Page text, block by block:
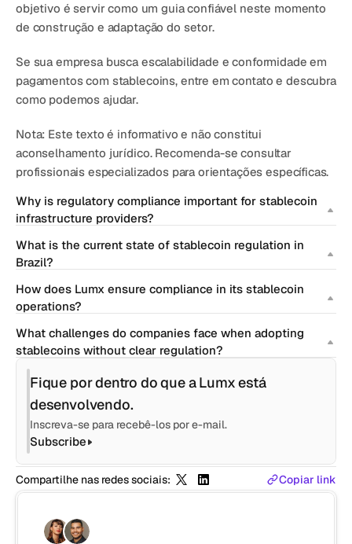
objetivo é servir como um guia confiável neste momento
de construção e adaptação do setor.
Se sua empresa busca escalabilidade e conformidade em
pagamentos com stablecoins, entre em contato e descubra
como podemos ajudar.
Nota: Este texto é informativo e não constitui
aconselhamento jurídico. Recomenda-se consultar
profissionais especializados para orientações específicas.
Why is regulatory compliance important for stablecoin
infrastructure providers?
What is the current state of stablecoin regulation in
Brazil?
How does Lumx ensure compliance in its stablecoin
operations?
What challenges do companies face when adopting
stablecoins without clear regulation?
Fique por dentro do que a Lumx está
desenvolvendo.
Inscreva-se para recebê-los por e-mail.
Subscribe
Compartilhe nas redes sociais: Copiar link